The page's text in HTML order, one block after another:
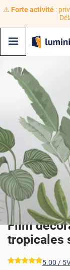
⚠️ Forte activité:
Film
tropicales
*****
5.00 / 5